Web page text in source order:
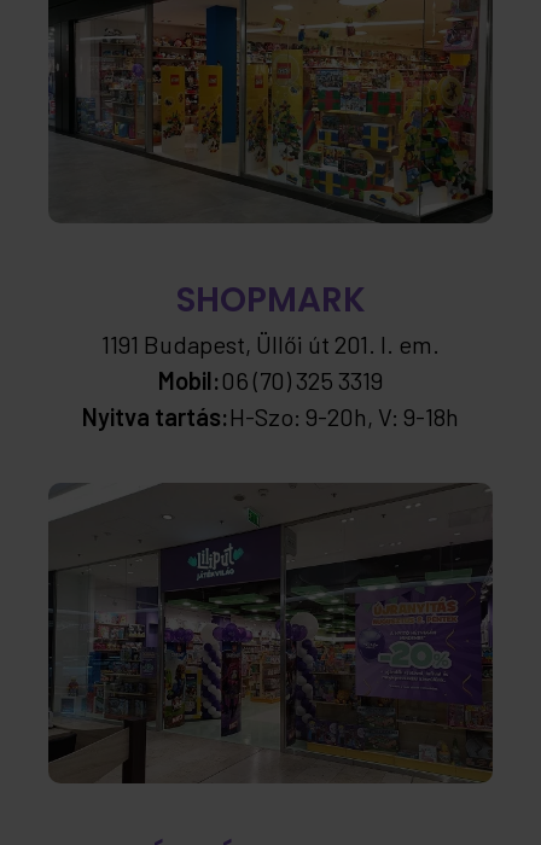
SHOPMARK
1191 Budapest, Üllői út 201. I. em.
Mobil: 06 (70) 325 3319
Nyitva tartás: H-Szo: 9-20h, V: 9-18h